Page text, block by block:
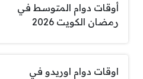
أوقات دوام المتوسط في
رمضان الكويت 2026
اوقات دوام اوريدو في